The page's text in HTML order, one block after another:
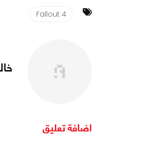
Fallout 4
اضافة تعليق